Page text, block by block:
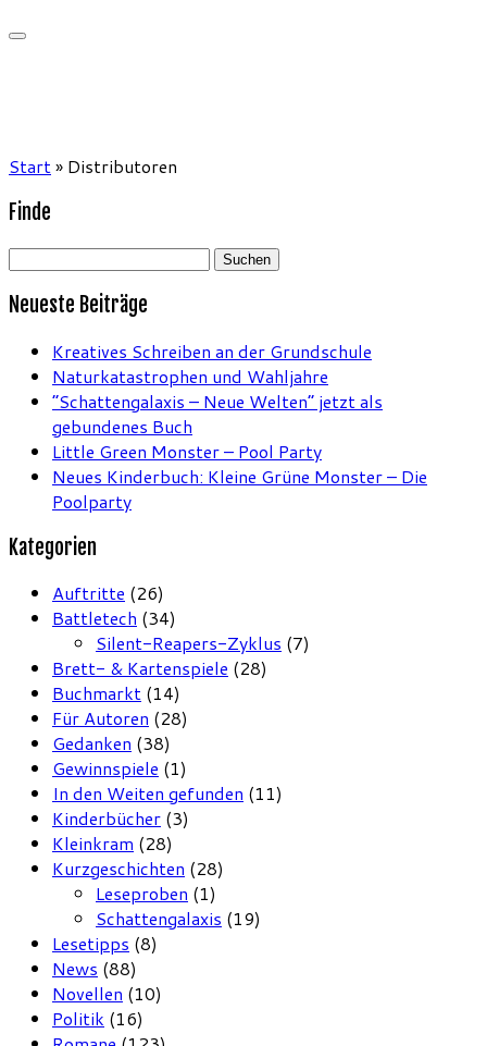
Start» Distributoren
Finde
Suchen
Neueste Beiträge
Kreatives Schreiben an der Grundschule
Naturkatastrophen und Wahljahre
“Schattengalaxis – Neue Welten” jetzt als
gebundenes Buch
Little Green Monster – Pool Party
Neues Kinderbuch: Kleine Grüne Monster – Die
Poolparty
Kategorien
Auftritte (26)
Battletech (34)
Silent-Reapers-Zyklus (7)
Brett- & Kartenspiele (28)
Buchmarkt (14)
Für Autoren (28)
Gedanken (38)
Gewinnspiele (1)
In den Weiten gefunden (11)
Kinderbücher (3)
Kleinkram (28)
Kurzgeschichten (28)
Leseproben (1)
Schattengalaxis (19)
Lesetipps (8)
News (88)
Novellen (10)
Politik (16)